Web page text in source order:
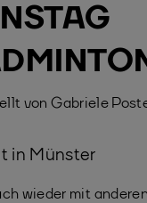
vonGabriele
in Münster
wieder mit